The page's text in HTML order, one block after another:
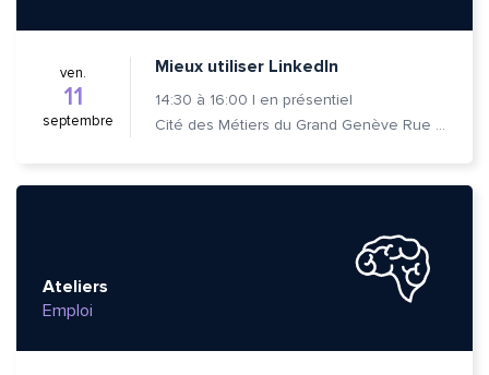
ven.
11
septembre
Mieux utiliser LinkedIn
14:30 à 16:00 | en présentiel
Cité des Métiers du Grand Genève Rue Prévost-Martin 6 1205 Genève
Ateliers
Emploi